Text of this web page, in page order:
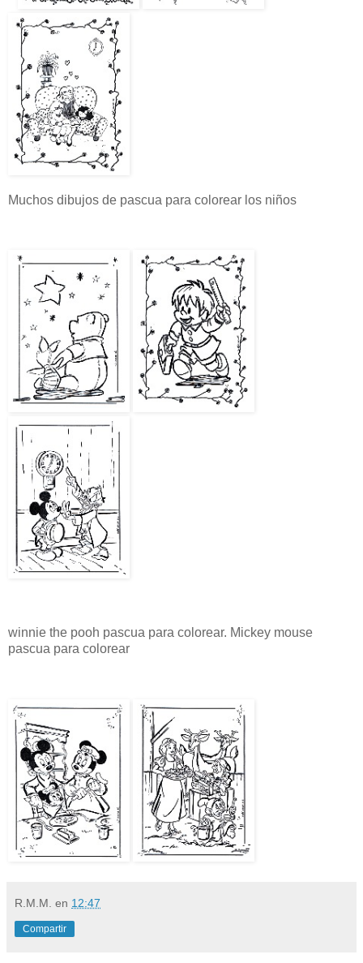
Muchos dibujos de pascua para colorear los niños
winnie the pooh pascua para colorear. Mickey mouse
pascua para colorear
R.M.M. en 12:47
Compartir